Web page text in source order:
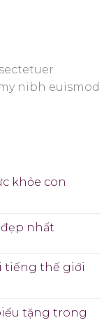
nibh euismod
khỏe con
đẹp nhất
tiếng thế giới
tặng trong